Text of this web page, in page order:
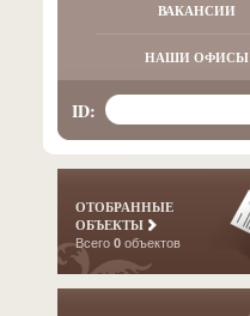
ВАКАНСИИ
НАШИ ОФИСЫ
ID:
ОТОБРАННЫЕ
ОБЪЕКТЫ
Всего 0 объектов